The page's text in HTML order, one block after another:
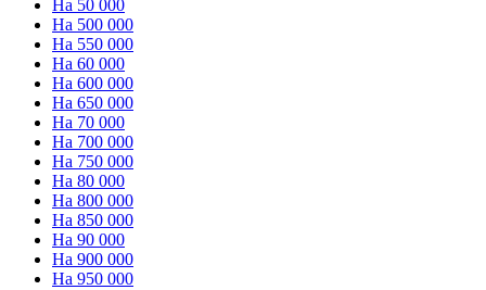
На 50 000
На 500 000
На 550 000
На 60 000
На 600 000
На 650 000
На 70 000
На 700 000
На 750 000
На 80 000
На 800 000
На 850 000
На 90 000
На 900 000
На 950 000